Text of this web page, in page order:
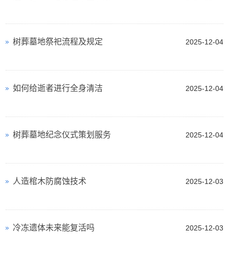
2025-12-04
树葬墓地祭祀流程及规定
2025-12-04
如何给逝者进行全身清洁
2025-12-04
树葬墓地纪念仪式策划服务
2025-12-03
人造棺木防腐蚀技术
2025-12-03
冷冻遗体未来能复活吗